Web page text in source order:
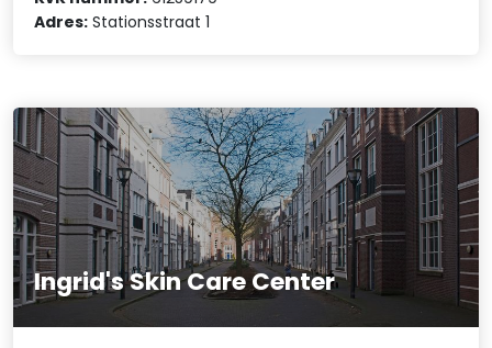
Adres: Stationsstraat 1
Ingrid's Skin Care Center